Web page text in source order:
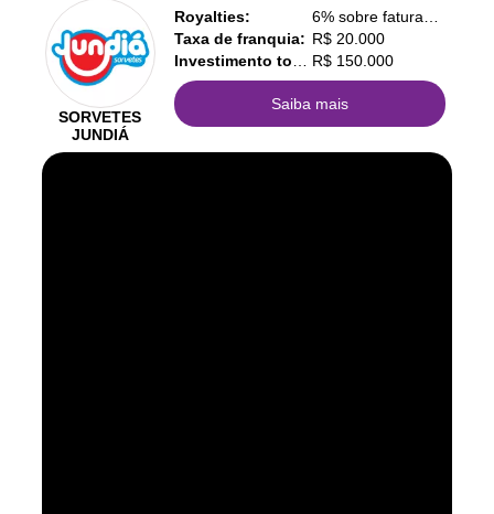
SORVETES
JUNDIÁ
Royalties:
Taxa de franquia: R$ 20.000
R$ 150.000
Saiba mais